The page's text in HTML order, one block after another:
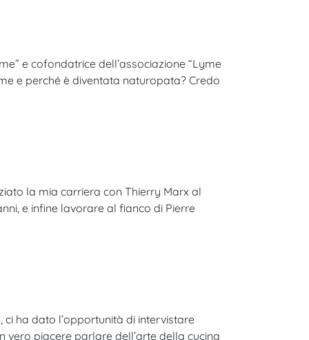
e cofondatrice dell’associazione “Lyme
e perché è diventata naturopata? Credo
la mia carriera con Thierry Marx al
e infine lavorare al fianco di Pierre
ha dato l’opportunità di intervistare
vero piacere parlare dell’arte della cucina